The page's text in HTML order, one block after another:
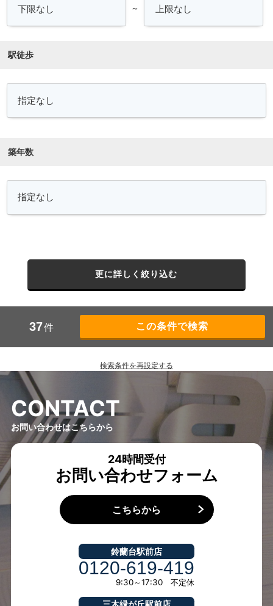
～
駅徒歩
築年数
更に詳しく絞り込む
37件
検索条件を再設定する
CONTACT
お問い合わせはこちらから
24時間受付
お問い合わせフォーム
こちらから
鈴蘭台駅前店
0120-619-419
9:30～17:30 不定休